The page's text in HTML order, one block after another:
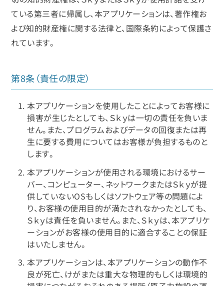
ている第三者に帰属し、本アプリケーションは、著作権お
よび知的財産権に関する法律と、国際条約によって保護さ
れています。
第8条（責任の限定）
本アプリケーションを使用したことによってお客様に
損害が生じたとしても、Ｓｋｙは一切の責任を負いま
せん。また、プログラムおよびデータの回復または再
生に要する費用についてはお客様が負担するものと
します。
本アプリケーションが使用される環境におけるサー
バー、コンピューター、ネットワークまたはＳｋｙが提
供していないOSもしくはソフトウェア等の問題によ
り、お客様の使用目的が満たされなかったとしても、
Ｓｋｙは責任を負いません。また、Ｓｋｙは、本アプリケ
ーションがお客様の使用目的に適合することの保証
はいたしません。
本アプリケーションは、本アプリケーションの動作不
良が死亡、けがまたは重大な物理的もしくは環境的